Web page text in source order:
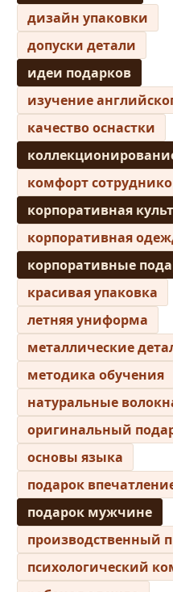
дизайн упаковки
допуски детали
идеи подарков
изучение
качество оснастки
комфорт
корпоративная
корпоративная
корпоративные
красивая упаковка
летняя униформа
металлические
методика обучения
натуральные
оригинальный
основы языка
подарок
подарок мужчине
производственный
психологический